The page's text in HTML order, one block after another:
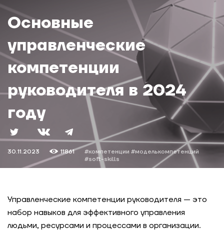
Основные
управленческие
компетенции
руководителя в 2024
году
30.11.2023 11861 #компетенции #моделькомпетенций
#soft-skills
Управленческие компетенции руководителя — это
набор навыков для эффективного управления
людьми, ресурсами и процессами в организации.